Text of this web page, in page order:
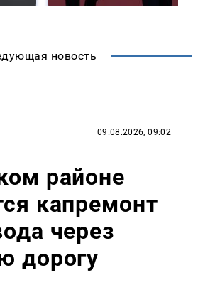
новость
09.08.2026, 09:02
районе
капремонт
через
дорогу